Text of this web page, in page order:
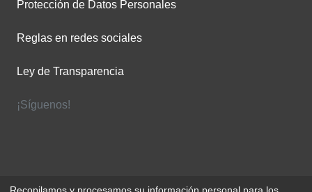
Protección de Datos Personales
Reglas en redes sociales
Ley de Transparencia
¡Síguenos!